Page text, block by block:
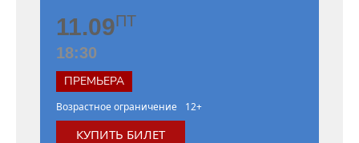
11.09ПТ
18:30
ПРЕМЬЕРА
Возрастное ограничение 12+
КУПИТЬ БИЛЕТ